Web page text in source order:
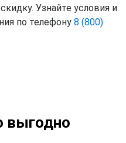
Узнайте условия и
по телефону 8 (800)
выгодно